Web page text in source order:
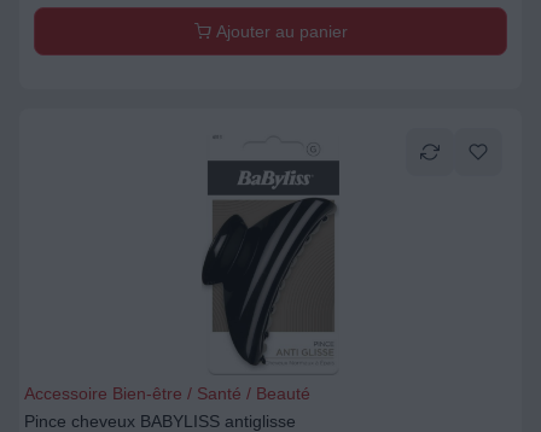
Ajouter au panier
Accessoire Bien-être / Santé / Beauté
Pince cheveux BABYLISS antiglisse